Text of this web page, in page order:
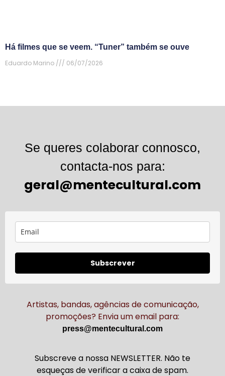
Há filmes que se veem. “Tuner” também se ouve
Eduardo Marino
06/07/2026
Se queres colaborar connosco,
contacta-nos para:
geral@mentecultural.com
Subscrever
Artistas, bandas, agências de comunicação,
promoções? Envia um email para:
press@mentecultural.com
Subscreve a nossa NEWSLETTER. Não te
esqueças de verificar a caixa de spam.